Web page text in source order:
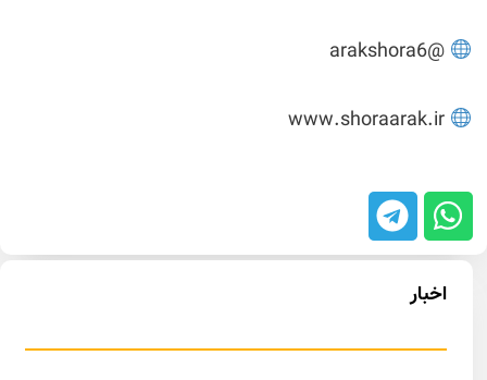
@arakshora6
www.shoraarak.ir
اخبار